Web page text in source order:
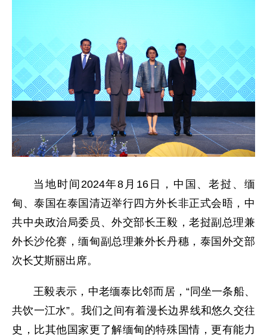
当地时间2024年8月16日，中国、老挝、缅
甸、泰国在泰国清迈举行四方外长非正式会晤，中
共中央政治局委员、外交部长王毅，老挝副总理兼
外长沙伦赛，缅甸副总理兼外长丹穗，泰国外交部
次长艾斯丽出席。
王毅表示，中老缅泰比邻而居，“同坐一条船、
共饮一江水”。我们之间有着漫长边界线和悠久交往
史，比其他国家更了解缅甸的特殊国情，更有能力